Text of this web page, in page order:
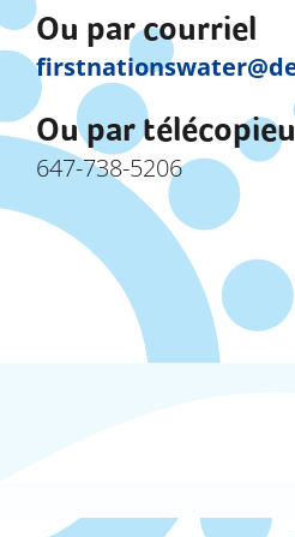
Ou par courriel
Ou par
647-738-5206